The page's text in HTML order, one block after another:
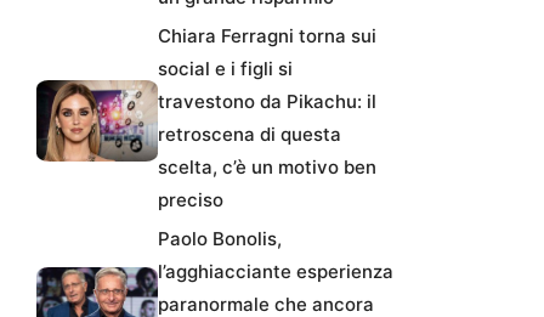
Chiara Ferragni torna sui
social e i figli si
travestono da Pikachu: il
retroscena di questa
scelta, c’è un motivo ben
preciso
Paolo Bonolis,
l’agghiacciante esperienza
paranormale che ancora